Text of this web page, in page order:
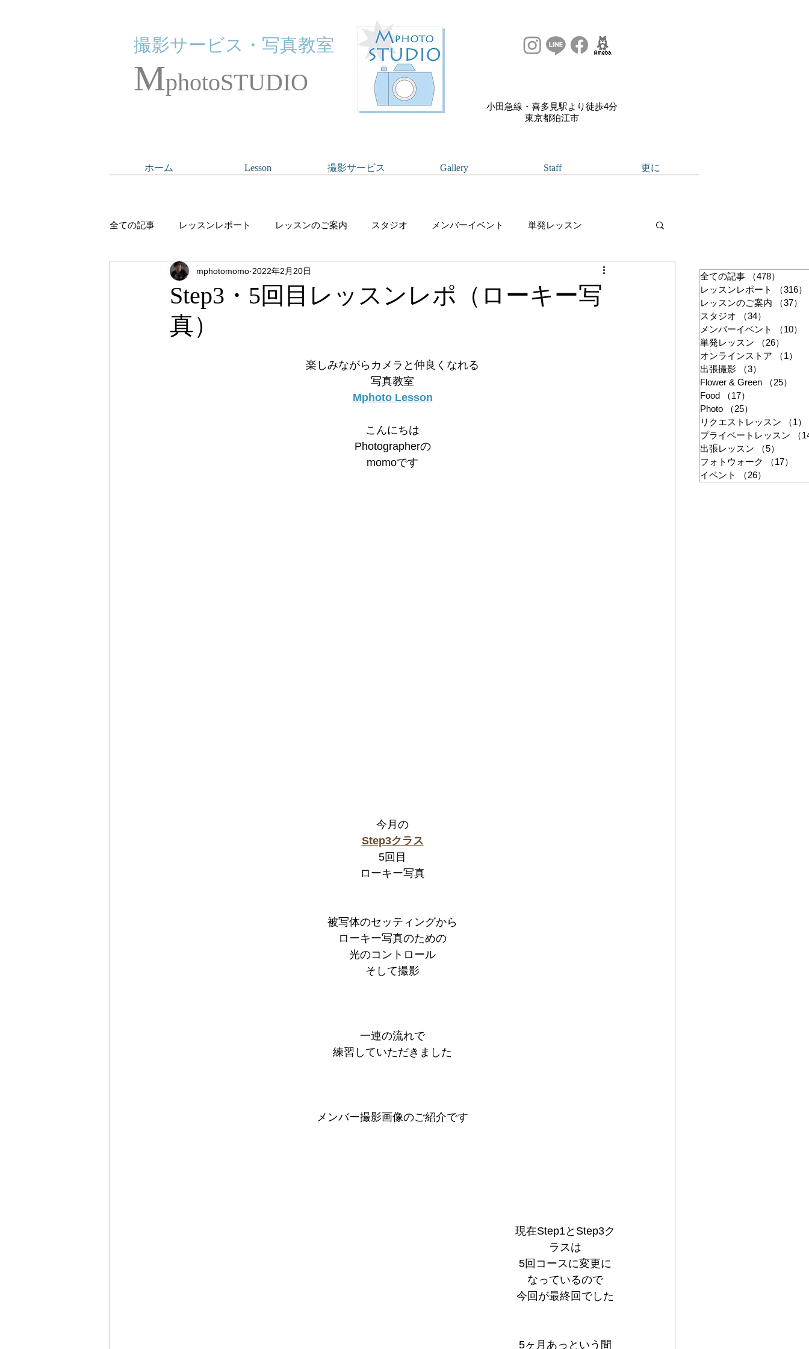
撮影サービス・ 写真教室
MphotoSTUDIO
小田急線・喜多見駅より徒歩4分
​東京都狛江市
ホーム Lesson 撮影サービス Gallery Staff 更に
全ての記事 レッスンレポート レッスンのご案内 スタジオ メンバーイベント 単発レッスン
オンラインストア 出張撮影 Flower & Green
プライベートレッスン
Step3・5回目レッスンレポ（ローキー写
真）
mphotomomo 2022年2月20日
楽しみながらカメラと仲良くなれる
写真教室
Mphoto Lesson
こんにちは
Photographerの
momoです
今月の
Step3クラス
5回目
ローキー写真
被写体のセッティングから
ローキー写真のための
光のコントロール
そして撮影
一連の流れで
練習していただきました
メンバー撮影画像のご紹介です
現在Step1とStep3ク
ラスは
5回コースに変更に
なっているので
今回が最終回でした
5ヶ月あっという間
全ての記事 （478）
レッスンレポート
（316）
レッスンのご案内
（37）
スタジオ
（34）
メンバーイベント
（10）
単発レッスン
（26）
オンラインストア
（1）
出張撮影
（3）
Flower & Green
（25）
Food
（17）
Photo
（25）
リクエストレッスン
（1）
プライベートレッスン
（
出張レッスン
（5）
フォトウォーク
（17）
イベント
（26）